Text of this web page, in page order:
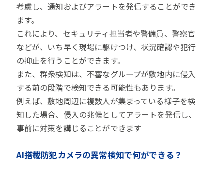
考慮し、通知およびアラートを発信することができ
ます。
これにより、セキュリティ担当者や警備員、警察官
などが、いち早く現場に駆けつけ、状況確認や犯行
の抑止を行うことができます。
また、群衆検知は、不審なグループが敷地内に侵入
する前の段階で検知できる可能性もあります。
例えば、敷地周辺に複数人が集まっている様子を検
知した場合、侵入の兆候としてアラートを発信し、
事前に対策を講じることができます
AI搭載防犯カメラの異常検知で何ができる？